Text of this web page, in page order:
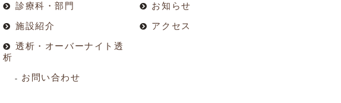
診療科・部門
施設紹介
透析・オーバーナイト透
析
お問い合わせ
お知らせ
アクセス